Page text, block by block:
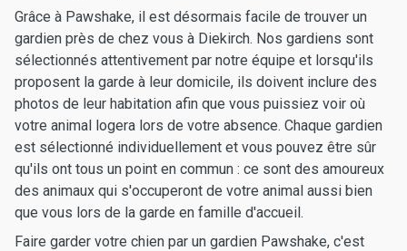
Grâce à Pawshake, il est désormais facile de trouver un
gardien près de chez vous à Diekirch. Nos gardiens sont
sélectionnés attentivement par notre équipe et lorsqu'ils
proposent la garde à leur domicile, ils doivent inclure des
photos de leur habitation afin que vous puissiez voir où
votre animal logera lors de votre absence. Chaque gardien
est sélectionné individuellement et vous pouvez être sûr
qu'ils ont tous un point en commun : ce sont des amoureux
des animaux qui s'occuperont de votre animal aussi bien
que vous lors de la garde en famille d'accueil.
Faire garder votre chien par un gardien Pawshake, c'est